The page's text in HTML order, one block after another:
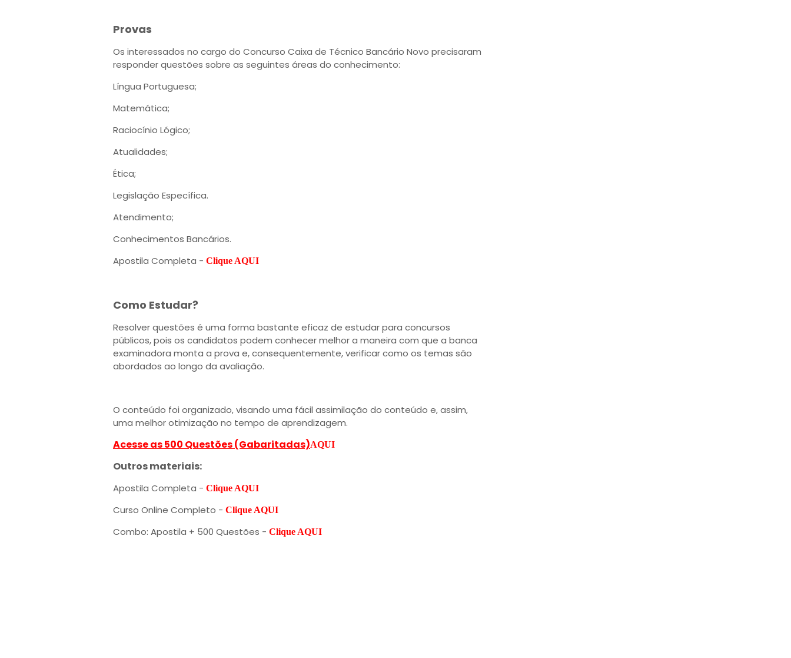
Provas
Os interessados no cargo do Concurso Caixa de Técnico Bancário Novo precisaram
responder questões sobre as seguintes áreas do conhecimento:
Língua Portuguesa;
Matemática;
Raciocínio Lógico;
Atualidades;
Ética;
Legislação Específica.
Atendimento;
Conhecimentos Bancários.
Apostila Completa - Clique AQUI
Como Estudar?
Resolver questões é uma forma bastante eficaz de estudar para concursos
públicos, pois os candidatos podem conhecer melhor a maneira com que a banca
examinadora monta a prova e, consequentemente, verificar como os temas são
abordados ao longo da avaliação.
O conteúdo foi organizado, visando uma fácil assimilação do conteúdo e, assim,
uma melhor otimização no tempo de aprendizagem.
Acesse as 500 Questões (Gabaritadas)AQUI
Outros materiais:
Apostila Completa - Clique AQUI
Curso Online Completo - Clique AQUI
Combo: Apostila + 500 Questões - Clique AQUI